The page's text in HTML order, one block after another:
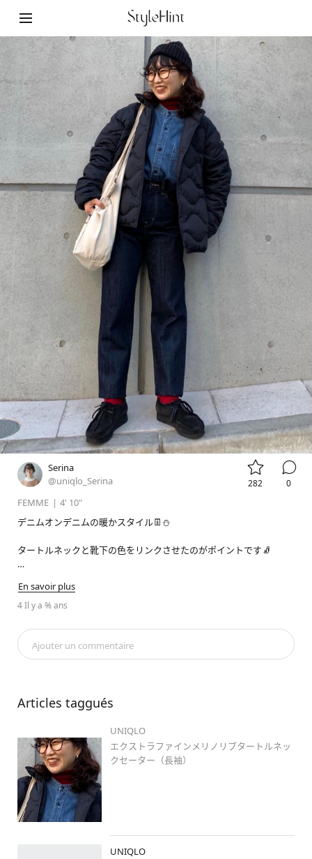
Serina
@uniqlo_Serina

282

0
FEMME | 4' 10"
デニムオンデニムの暖かスタイル👖⛄️
タートルネックと靴下の色をリンクさせたのがポイントです🧦
#ウルトラライトダウンウェーブキルトジャケット
#デニムオーバーサイズスタンドカラーシャツ
#エクストラファインメリノリブタートルネックセーター
#stylehinthjk
#原宿ファッション
#シンプルコーデ
#プチプラコーデ
#weeklystylehint
#ユニクロ新作
#着回しコーデ
En savoir plus
4 Il y a % ans
Ajouter un commentaire
Articles taggués
UNIQLO
エクストラファインメリノリブタートルネッ
クセーター（長袖）
UNIQLO